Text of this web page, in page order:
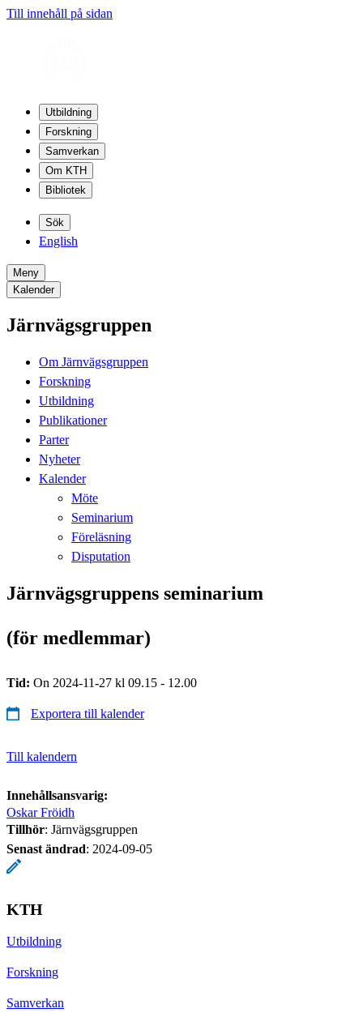
Till innehåll på sidan
Utbildning
Forskning
Samverkan
Om KTH
Bibliotek
Sök
English
Meny
Kalender
Järnvägsgruppen
Om Järnvägsgruppen
Forskning
Utbildning
Publikationer
Parter
Nyheter
Kalender
Möte
Seminarium
Föreläsning
Disputation
Järnvägsgruppens seminarium
(för medlemmar)
Tid: On 2024-11-27 kl 09.15 - 12.00
Exportera till kalender
Till kalendern
Innehållsansvarig:
Oskar Fröidh
Tillhör: Järnvägsgruppen
Senast ändrad: 2024-09-05
KTH
Utbildning
Forskning
Samverkan